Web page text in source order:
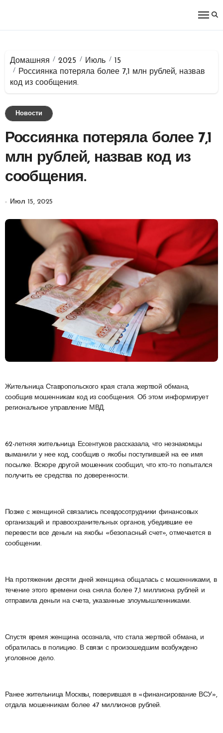
Домашняя 2025 Июль
15
Россиянка потеряла более 7,1 млн рублей, назвав
код из сообщения.
Новости
Россиянка потеряла более 7,1
млн рублей, назвав код из
сообщения.
Июл 15, 2025
Жительница Ставропольского края стала жертвой обмана,
сообщив мошенникам код из сообщения. Об этом информирует
региональное управление МВД.
62-летняя жительница Ессентуков рассказала, что незнакомцы
выманили у нее код, сообщив о якобы поступившей на ее имя
посылке. Вскоре другой мошенник сообщил, что кто-то попытался
получить ее средства по доверенности.
Позже с женщиной связались псевдосотрудники финансовых
организаций и правоохранительных органов, убедившие ее
перевести все деньги на якобы «безопасный счет», отмечается в
сообщении.
На протяжении десяти дней женщина общалась с мошенниками, в
течение этого времени она сняла более 7,1 миллиона рублей и
отправила деньги на счета, указанные злоумышленниками.
Спустя время женщина осознала, что стала жертвой обмана, и
обратилась в полицию. В связи с произошедшим возбуждено
уголовное дело.
Ранее жительница Москвы, поверившая в «финансирование ВСУ»,
отдала мошенникам более 47 миллионов рублей.